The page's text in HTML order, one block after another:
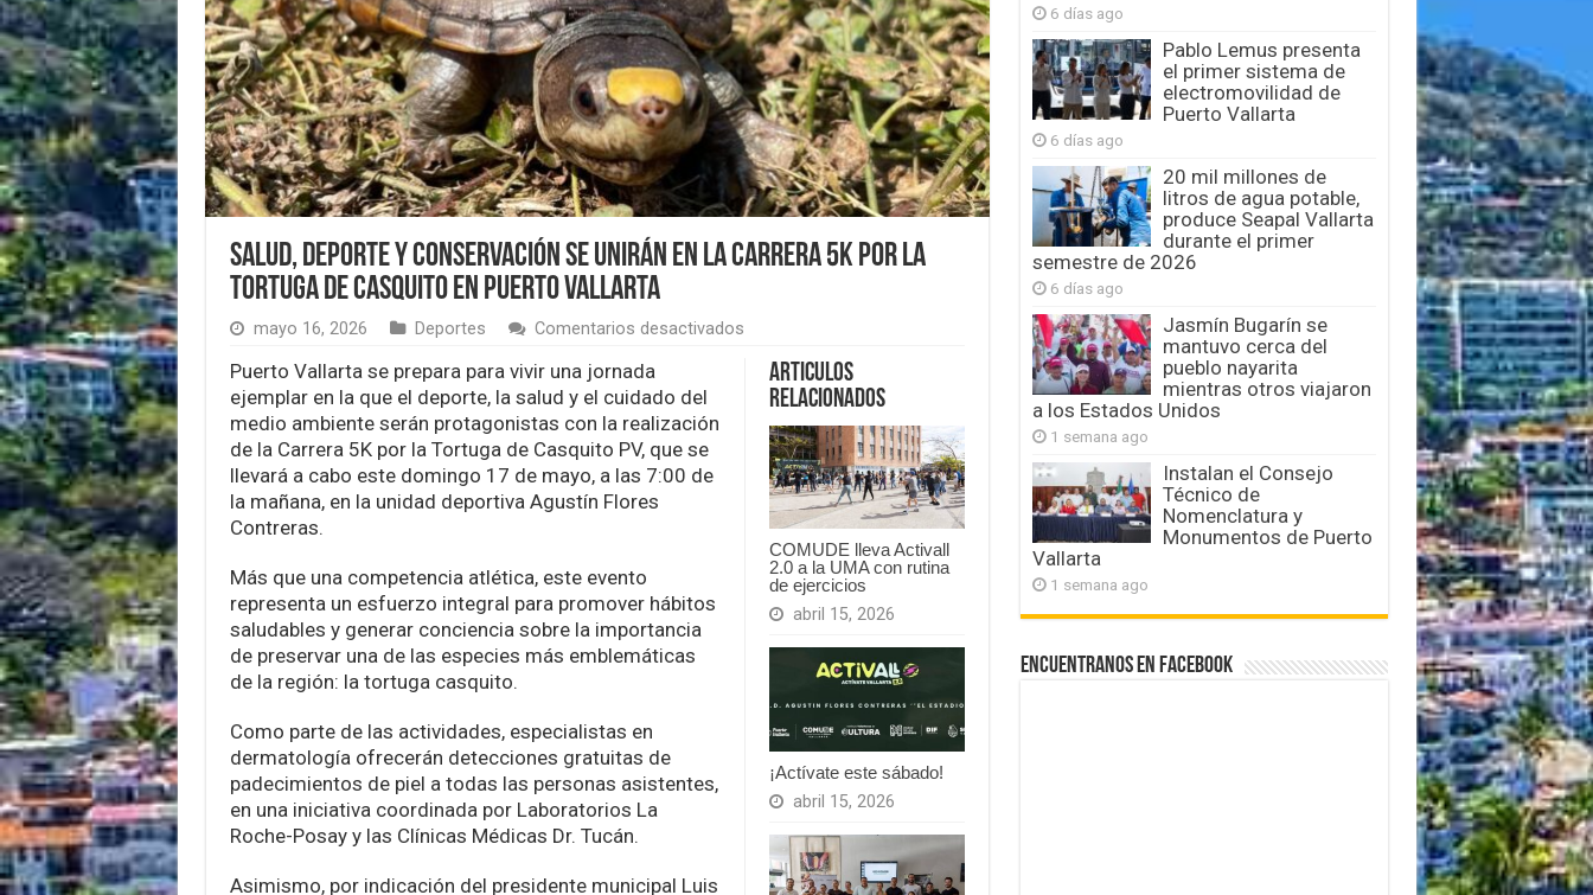
Salud, deporte y conservación se unirán en la Carrera 5K por la
Tortuga de Casquito en Puerto Vallarta
mayo 16, 2026 Deportes Comentarios desactivadosen
deporte
conservación
unirán
Carrera
Tortuga
Articulos
Relacionados
COMUDE lleva Activall
2.0 a la UMA con rutina
de ejercicios
abril 15, 2026
¡Actívate este sábado!
abril 15, 2026
Puerto Vallarta se prepara para vivir una jornada
ejemplar en la que el deporte, la salud y el cuidado del
medio ambiente serán protagonistas con la realización
de la Carrera 5K por la Tortuga de Casquito PV, que se
llevará a cabo este domingo 17 de mayo, a las 7:00 de
la mañana, en la unidad deportiva Agustín Flores
Contreras.
Más que una competencia atlética, este evento
representa un esfuerzo integral para promover hábitos
saludables y generar conciencia sobre la importancia
de preservar una de las especies más emblemáticas
de la región: la tortuga casquito.
Como parte de las actividades, especialistas en
dermatología ofrecerán detecciones gratuitas de
padecimientos de piel a todas las personas asistentes,
en una iniciativa coordinada por Laboratorios La
Roche-Posay y las Clínicas Médicas Dr. Tucán.
Asimismo, por indicación del presidente municipal Luis
6 días ago
Pablo Lemus presenta
el primer sistema de
electromovilidad de
Puerto Vallarta
6 días ago
20 mil millones de
litros de agua potable,
produce Seapal Vallarta
durante el primer
semestre de 2026
6 días ago
Jasmín Bugarín se
mantuvo cerca del
pueblo nayarita
mientras otros viajaron
a los Estados Unidos
1 semana ago
Instalan el Consejo
Técnico de
Nomenclatura y
Monumentos de Puerto
Vallarta
1 semana ago
Encuentranos en Facebook